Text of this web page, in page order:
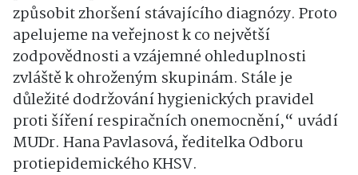
způsobit zhoršení stávajícího diagnózy. Proto
apelujeme na veřejnost k co největší
zodpovědnosti a vzájemné ohleduplnosti
zvláště k ohroženým skupinám. Stále je
důležité dodržování hygienických pravidel
proti šíření respiračních onemocnění,“ uvádí
MUDr. Hana Pavlasová, ředitelka Odboru
protiepidemického KHSV.